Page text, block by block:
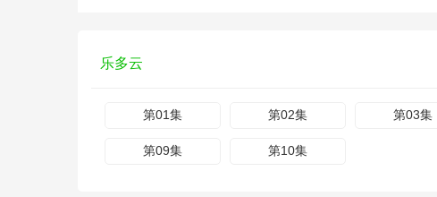
乐多云
第01集 第02集 第03集
第09集 第10集